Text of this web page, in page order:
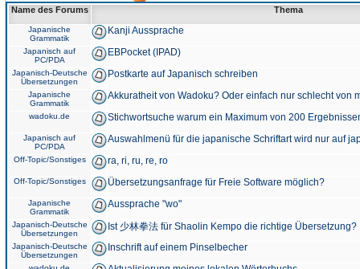
Name des Forums
Thema
Japanische
Grammatik
Kanji Aussprache
Japanisch auf
PC/PDA
EBPocket (IPAD)
Japanisch-Deutsche
Übersetzungen
Postkarte auf Japanisch schreiben
Japanische
Grammatik
Akkuratheit von Wadoku? Oder einfach nur schlecht von
wadoku.de Stichwortsuche warum ein Maximum von 200
Japanisch auf
PC/PDA
Auswahlmenü für die japanische Schriftart wird nur auf
Off-Topic/Sonstiges ra, ri, ru, re, ro
Off-Topic/Sonstiges Übersetzungsanfrage für Freie Software möglich?
Japanische
Grammatik
Aussprache "wo"
Japanisch-Deutsche
Übersetzungen
Ist 少林拳法 für Shaolin Kempo die richtige Übersetzung?
Japanisch-Deutsche
Übersetzungen
Inschrift auf einem Pinselbecher